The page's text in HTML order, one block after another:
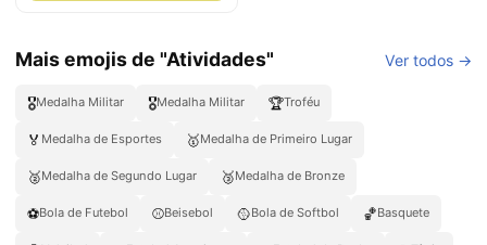
Mais emojis de "Atividades" Ver todos →
🎖️Medalha Militar 🎖Medalha Militar 🏆Troféu
🏅 Medalha de Esportes 🥇Medalha de Primeiro Lugar
🥈Medalha de Segundo Lugar 🥉Medalha de Bronze
⚽Bola de Futebol ⚾Beisebol 🥎Bola de Softbol 🏀Basquete